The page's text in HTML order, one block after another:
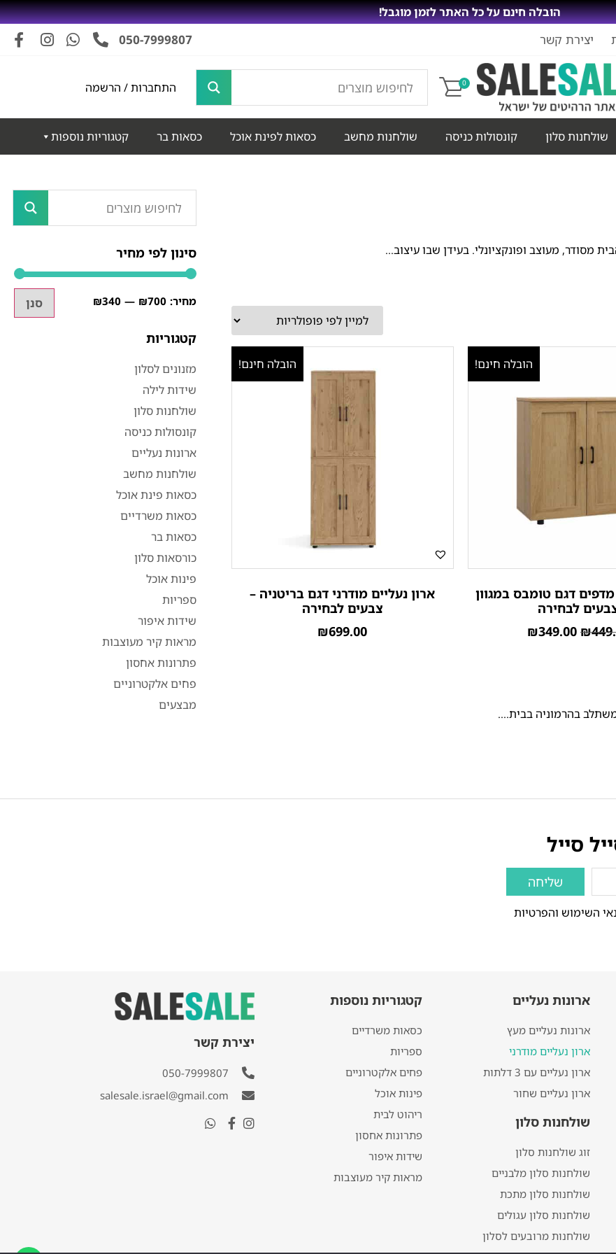
הובלה חינם על כל האתר לזמן מוגבל!
יצירת קשר 050-7999807
0 התחברות / הרשמה
שולחנות סלון קונסולות כניסה שולחנות מחשב כסאות לפינת אוכל כסאות בר קטגוריות נוספות
מסודר, מעוצב ופונקציונלי. בעידן שבו עיצוב...
הובלה חינם!
מדפים דגם טומבס במגוון
לבחירה
₪
₪349.00
הובלה חינם!
ארון נעליים מודרני דגם בריטניה –
צבעים לבחירה
₪699.00
בהרמוניה בבית....
סינון לפי מחיר
סנן ₪340 ₪700
קטגוריות
מזנונים לסלון
שידות לילה
שולחנות סלון
קונסולות כניסה
ארונות נעליים
שולחנות מחשב
כסאות פינת אוכל
כסאות משרדיים
כסאות בר
כורסאות סלון
פינות אוכל
ספריות
שידות איפור
מראות קיר מעוצבות
פתרונות אחסון
פחים אלקטרוניים
מבצעים
סייל
השימוש והפרטיות
שליחה
ארונות נעליים
ארונות נעליים מעץ
ארון נעליים מודרני
ארון נעליים עם 3 דלתות
ארון נעליים שחור
שולחנות סלון
זוג שולחנות סלון
שולחנות סלון מלבניים
שולחנות סלון מתכת
שולחנות סלון עגולים
שולחנות מרובעים לסלון
קטגוריות נוספות
כסאות משרדיים
ספריות
פחים אלקטרוניים
פינות אוכל
ריהוט לבית
פתרונות אחסון
שידות איפור
מראות קיר מעוצבות
יצירת קשר
050-7999807
salesale.israel@gmail.com